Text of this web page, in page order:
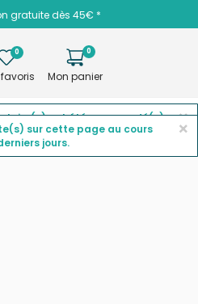
gratuite dès 45€ *
0 0
Mon panier
Promotions ×
sur cette page au cours
jours.